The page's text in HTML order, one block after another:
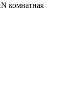
комнатная